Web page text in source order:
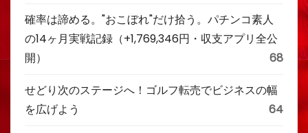
確率は諦める。"おこぼれ"だけ拾う。パチンコ素人
の14ヶ月実戦記録（+1,769,346円・収支アプリ全公
開）
68
せどり次のステージへ！ゴルフ転売でビジネスの幅
を広げよう
64